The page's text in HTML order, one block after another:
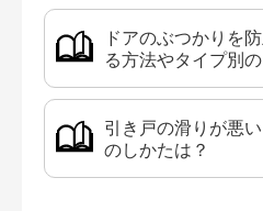
ドアのぶつかりを
る方法やタイプ別
引き戸の滑りが悪
のしかたは？